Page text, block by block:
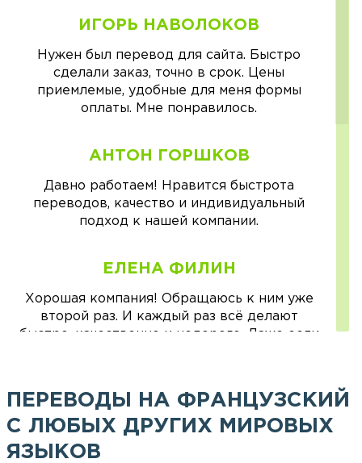
ИГОРЬ НАВОЛОКОВ
Нужен был перевод для сайта. Быстро
сделали заказ, точно в срок. Цены
приемлемые, удобные для меня формы
оплаты. Мне понравилось.
АНТОН ГОРШКОВ
Давно работаем! Нравится быстрота
переводов, качество и индивидуальный
подход к нашей компании.
ЕЛЕНА ФИЛИН
Хорошая компания! Обращаюсь к ним уже
второй раз. И каждый раз всё делают
быстро, качественно и недорого. Даже если
ОЛЬГА КОЗЛОВСКАЯ
ПЕРЕВОДЫ НА ФРАНЦУЗСКИЙ
С ЛЮБЫХ ДРУГИХ МИРОВЫХ
ЯЗЫКОВ